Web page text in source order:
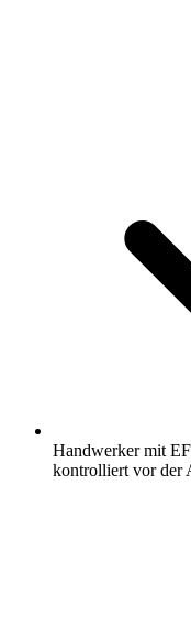
Handwerker mit
kontrolliert vor der